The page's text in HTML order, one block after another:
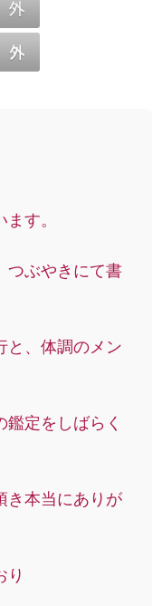
す。
つぶやきにて書
と、体調のメン
定をしばらく
き本当にありが
り